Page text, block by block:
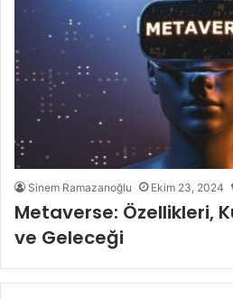
Sinem Ramazanoğlu Ekim 23, 2024
Metaverse: Özellikleri,
ve Geleceği